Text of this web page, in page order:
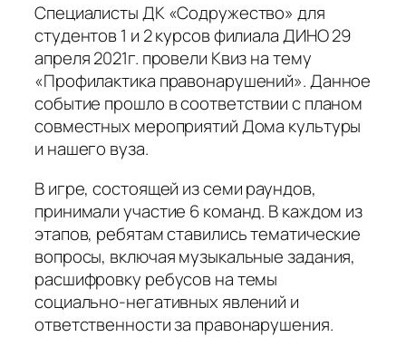
Специалисты ДК «Содружество» для
студентов 1 и 2 курсов филиала ДИНО 29
апреля 2021г. провели Квиз на тему
«Профилактика правонарушений». Данное
событие прошло в соответствии с планом
совместных мероприятий Дома культуры
и нашего вуза.
В игре, состоящей из семи раундов,
принимали участие 6 команд. В каждом из
этапов, ребятам ставились тематические
вопросы, включая музыкальные задания,
расшифровку ребусов на темы
социально-негативных явлений и
ответственности за правонарушения.